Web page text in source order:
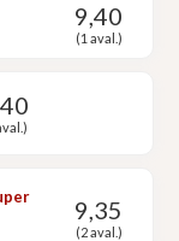
9,40
(1 aval.)
9,35
(2 aval.)